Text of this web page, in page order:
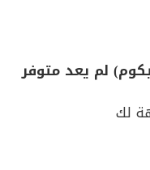
لم يعد متوفر
لك